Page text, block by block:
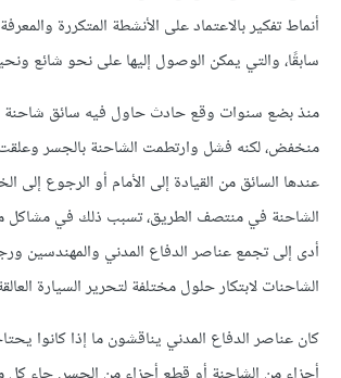
أنماط تفكير بالاعتماد على الأنشطة المتكررة
سابقًا، والتي يمكن الوصول إليها على نحو شائع
منذ بضع سنوات وقع حادث حاول فيه سائق
منخفض، لكنه فشل وارتطمت الشاحنة بالجسر
عندها السائق من القيادة إلى الأمام أو الرجوع إلى
الشاحنة في منتصف الطريق، تسبب ذلك في مشاكل
أدى إلى تجمع عناصر الدفاع المدني والمهندسين
الشاحنات لابتكار حلول مختلفة لتحرير السيارة
كان عناصر الدفاع المدني يناقشون ما إذا كانوا